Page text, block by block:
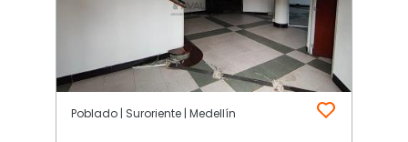
Poblado | Suroriente | Medellín